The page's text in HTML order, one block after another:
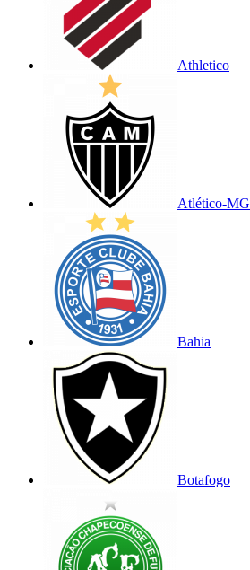
Athletico
Atlético-MG
Bahia
Botafogo